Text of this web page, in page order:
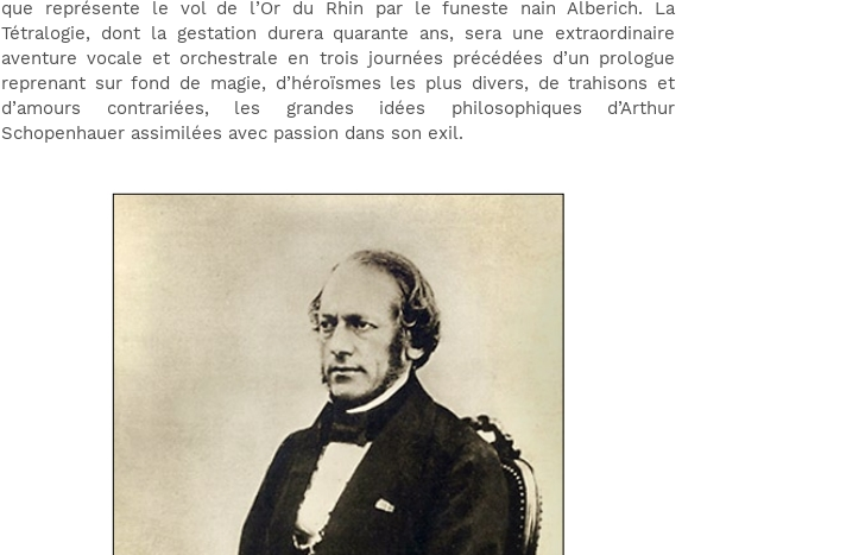
que représente le vol de l’Or du Rhin par le funeste nain Alberich. La
Tétralogie, dont la gestation durera quarante ans, sera une extraordinaire
aventure vocale et orchestrale en trois journées précédées d’un prologue
reprenant sur fond de magie, d’héroïsmes les plus divers, de trahisons et
d’amours contrariées, les grandes idées philosophiques d’Arthur
Schopenhauer assimilées avec passion dans son exil.